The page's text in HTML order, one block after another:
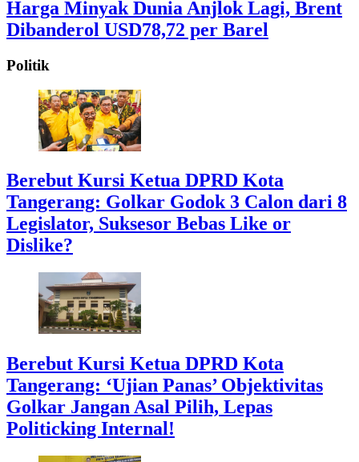
Harga Minyak Dunia Anjlok Lagi, Brent
Dibanderol USD78,72 per Barel
Politik
Berebut Kursi Ketua DPRD Kota
Tangerang: Golkar Godok 3 Calon dari 8
Legislator, Suksesor Bebas Like or
Dislike?
Berebut Kursi Ketua DPRD Kota
Tangerang: ‘Ujian Panas’ Objektivitas
Golkar Jangan Asal Pilih, Lepas
Politicking Internal!